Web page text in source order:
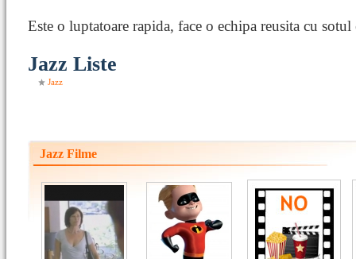
Este o luptatoare rapida, face o echipa reusita cu
Jazz Liste
Jazz
Jazz Filme